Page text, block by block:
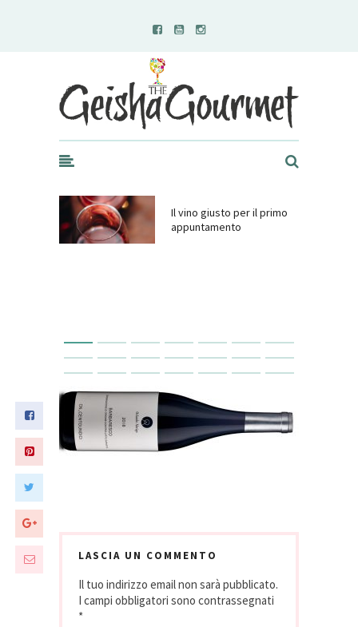
Geisha Gourmet
Il vino giusto per il primo
appuntamento
LASCIA UN COMMENTO
Il tuo indirizzo email non sarà pubblicato.
I campi obbligatori sono contrassegnati
*